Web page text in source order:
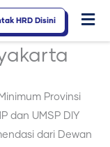
HRD Disini
Provinsi
dan UMSP DIY
dari Dewan